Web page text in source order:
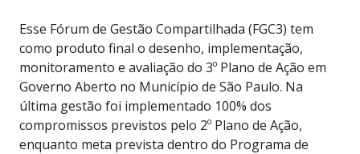
Esse Fórum de Gestão Compartilhada (FGC3) tem
como produto final o desenho, implementação,
monitoramento e avaliação do 3º Plano de Ação em
Governo Aberto no Município de São Paulo. Na
última gestão foi implementado 100% dos
compromissos previstos pelo 2º Plano de Ação,
enquanto meta prevista dentro do Programa de